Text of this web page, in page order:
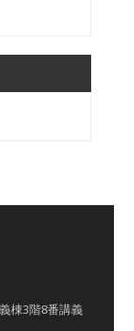
棟3階8番講義